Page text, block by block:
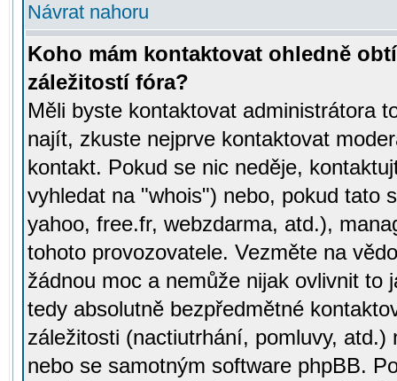
Návrat nahoru
Koho mám kontaktovat ohledně
záležitostí fóra?
Měli byste kontaktovat administrátora
najít, zkuste nejprve kontaktovat
kontakt. Pokud se nic neděje,
vyhledat na "whois") nebo, pokud tato
yahoo, free.fr, webzdarma, atd.),
tohoto provozovatele. Vezměte na
žádnou moc a nemůže nijak ovlivnit to
tedy absolutně bezpředmětné
záležitosti (nactiutrhání, pomluvy,
nebo se samotným software phpBB.